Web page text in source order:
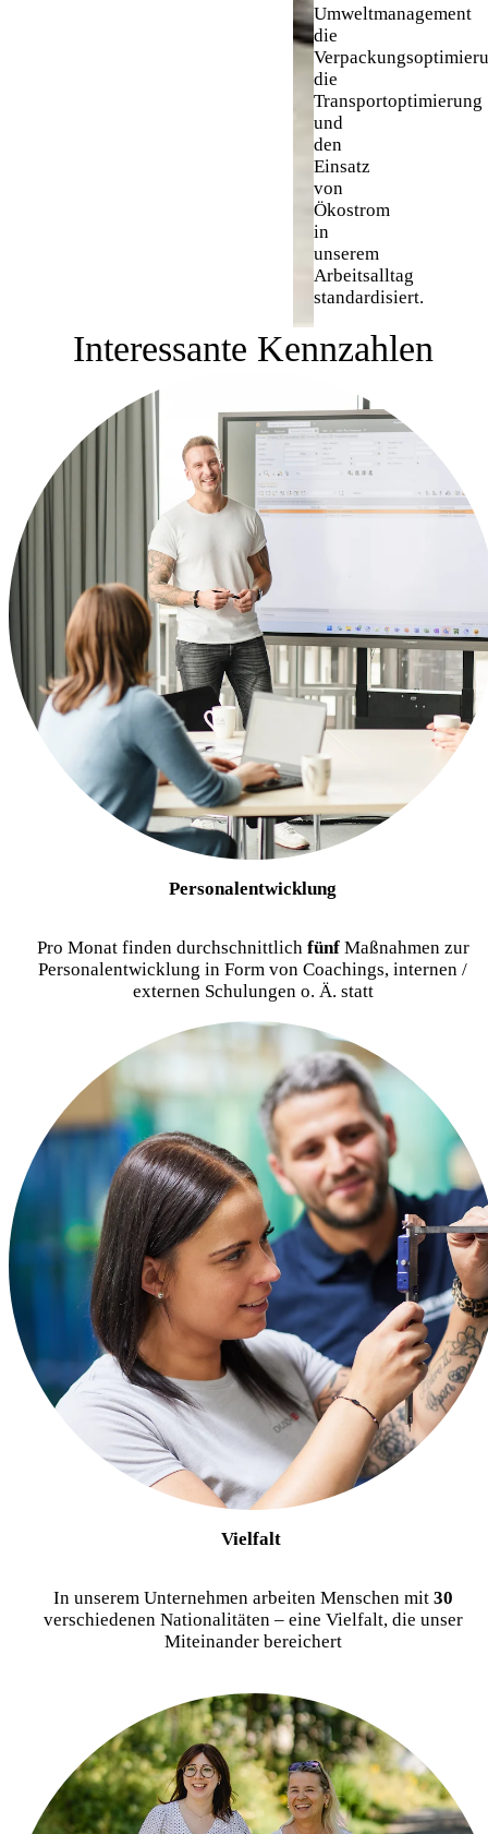
Umweltmanagement
die
die
Transportoptimierung
und
den
Einsatz
von
Ökostrom
in
unserem
Arbeitsalltag
standardisiert.
Interessante Kennzahlen
Personalentwicklung
Pro Monat finden durchschnittlich fünfMaßnahmen zur
Personalentwicklung in Form von Coachings, internen /
externen Schulungen o. Ä. statt
Vielfalt
In unserem Unternehmen arbeiten Menschen mit 30
verschiedenen Nationalitäten – eine Vielfalt, die unser
Miteinander bereichert